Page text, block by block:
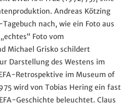
Andreas Kötzing
nach, wie ein Foto aus
Foto vom
Michael Grisko schildert
Darstellung des Westens im
Retrospektive im Museum of
wird von Tobias Hering ein fast
Geschichte beleuchtet. Claus